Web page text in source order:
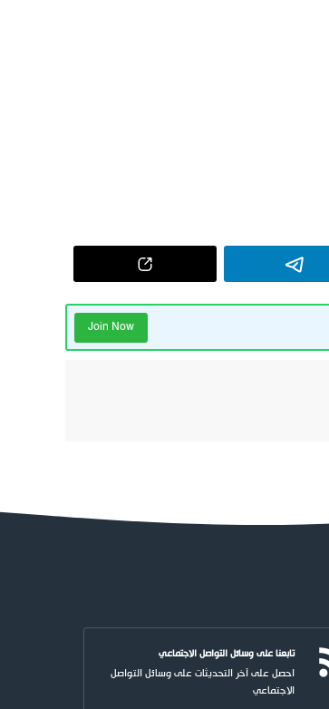
Join Now
تابعنا على وسائل التواصل الاجتماعي
احصل على آخر التحديثات على وسائل التواصل
الاجتماعي